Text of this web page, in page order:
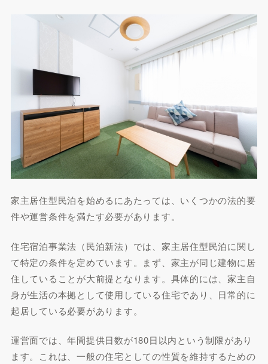
家主居住型民泊を始めるにあたっては、いくつかの法的要
件や運営条件を満たす必要があります。
住宅宿泊事業法（民泊新法）では、家主居住型民泊に関し
て特定の条件を定めています。まず、家主が同じ建物に居
住していることが大前提となります。具体的には、家主自
身が生活の本拠として使用している住宅であり、日常的に
起居している必要があります。
運営面では、年間提供日数が180日以内という制限があり
ます。これは、一般の住宅としての性質を維持するための